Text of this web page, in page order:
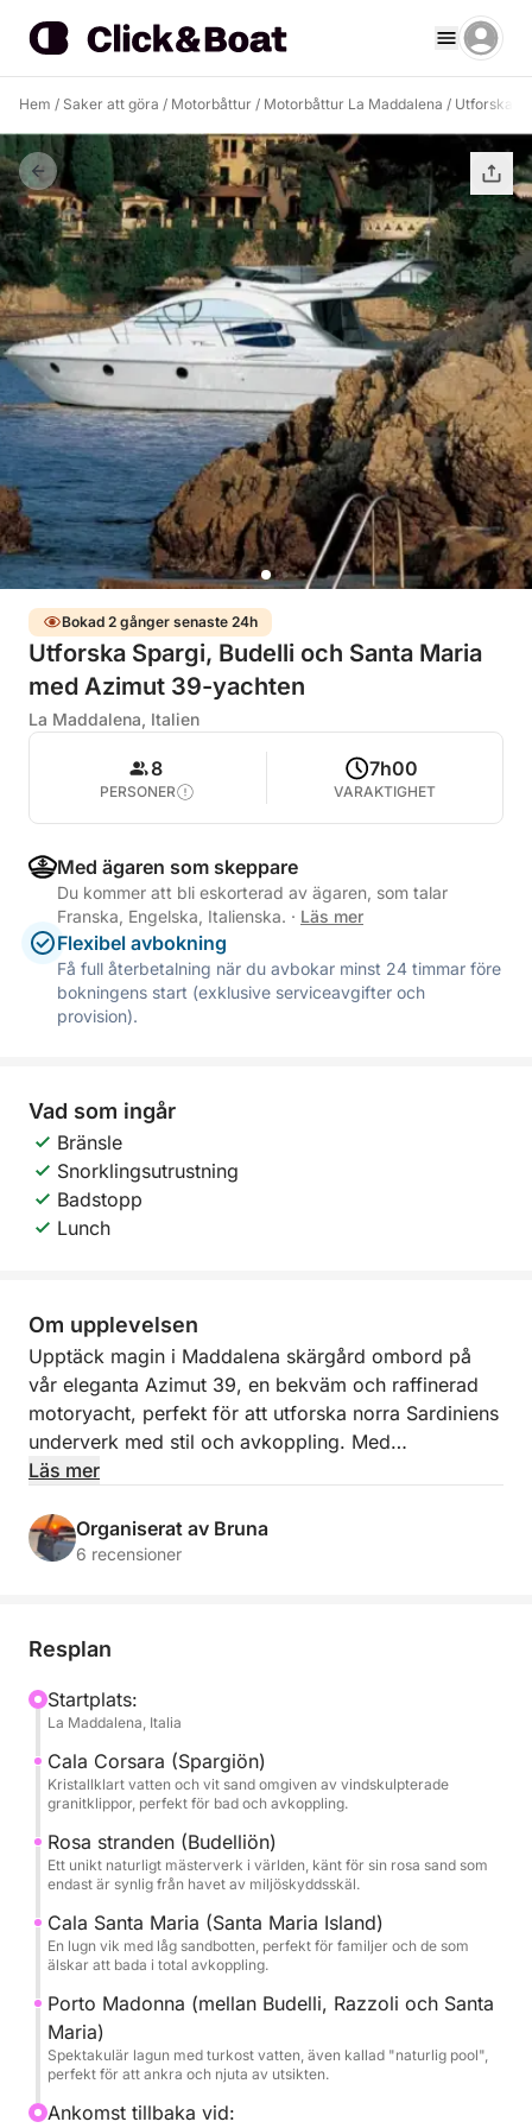
Hem / Saker att göra / Motorbåttur / Motorbåttur La Maddalena / Utforska
Bokad 2 gånger senaste 24h
Utforska Spargi, Budelli och Santa Maria
med Azimut 39-yachten
La Maddalena, Italien
8
PERSONER
7h00
VARAKTIGHET
Med ägaren som skeppare
Du kommer att bli eskorterad av ägaren, som talar
Franska, Engelska, Italienska. · Läs mer
Flexibel avbokning
Få full återbetalning när du avbokar minst 24 timmar före
bokningens start (exklusive serviceavgifter och
provision).
Vad som ingår
Bränsle
Snorklingsutrustning
Badstopp
Lunch
Om upplevelsen
Upptäck magin i Maddalena skärgård ombord på
vår eleganta Azimut 39, en bekväm och raffinerad
motoryacht, perfekt för att utforska norra Sardiniens
underverk med stil och avkoppling. Med
utgångspunkt från hamnen i Palau eller La
upplevelse bland det kristallklara vattnet och de
hisnande landskapen på nationalparkens mest
Under dagen kommer vi att segla mellan
gömda vikar och gyllene sand; Budelli, känd för sin
suggestiva rosa strand, en av de mest spektakulära i
världen (endast besökbar från sjövägen för att
bevara dess skönhet); och Santa Maria, perfekt för
ett dopp i det grunda, turkosa vattnet.
Azimut 39 erbjuder stora utomhusutrymmen för
solbad, en solplats i fören, en bekväm sittbrunn
akterut för avkoppling i skuggan och en
panoramautsikt över flybridge för att njuta av
professionalism och gästfrihet: vår expertskeppare
delar gärna med sig av anekdoter och kuriositeter
om öarna och anpassar resplanen efter dina
önskemål.
Läs mer
Organiserat av Bruna
6 recensioner
Resplan
Startplats:
La Maddalena, Italia
Cala Corsara (Spargiön)
Kristallklart vatten och vit sand omgiven av vindskulpterade
granitklippor, perfekt för bad och avkoppling.
Rosa stranden (Budelliön)
Ett unikt naturligt mästerverk i världen, känt för sin rosa sand som
endast är synlig från havet av miljöskyddsskäl.
Cala Santa Maria (Santa Maria Island)
En lugn vik med låg sandbotten, perfekt för familjer och de som
älskar att bada i total avkoppling.
Porto Madonna (mellan Budelli, Razzoli och Santa
Maria)
Spektakulär lagun med turkost vatten, även kallad "naturlig pool",
perfekt för att ankra och njuta av utsikten.
Ankomst tillbaka vid: